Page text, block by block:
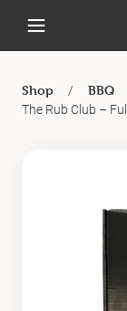
Shop / BBQ
The Rub Club –